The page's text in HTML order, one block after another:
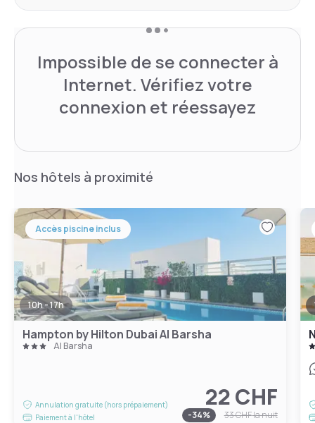
Impossible de se connecter à
Internet. Vérifiez votre
connexion et réessayez
Nos hôtels à proximité
Accès piscine inclus
10h - 17h
Hampton by Hilton Dubai Al Barsha
Al Barsha
Annulation gratuite (hors prépaiement)
Paiement à l'hôtel
22 CHF
-34% 33 CHFla nuit